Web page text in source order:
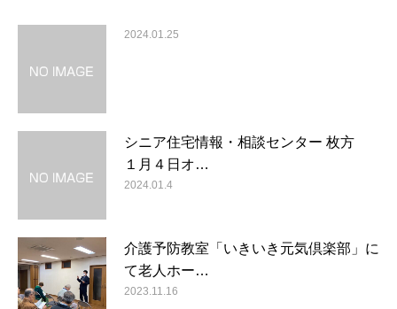
2024.01.25
シニア住宅情報・相談センター 枚方
１月４日オ…
2024.01.4
介護予防教室「いきいき元気倶楽部」に
て老人ホー…
2023.11.16